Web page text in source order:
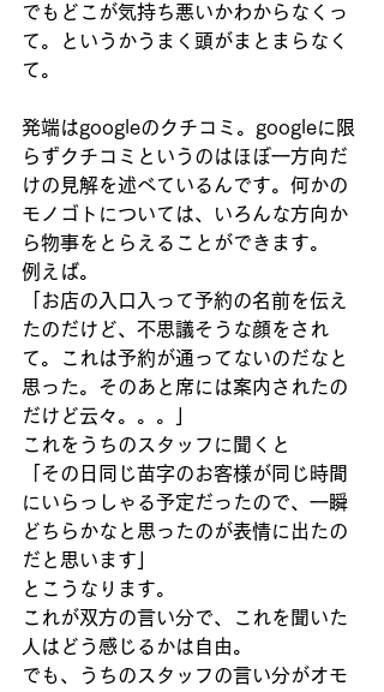
でもどこが気持ち悪いかわからなくっ
て。というかうまく頭がまとまらなく
て。
発端はgoogleのクチコミ。googleに限
らずクチコミというのはほぼ一方向だ
けの見解を述べているんです。何かの
モノゴトについては、いろんな方向か
ら物事をとらえることができます。
例えば。
「お店の入口入って予約の名前を伝え
たのだけど、不思議そうな顔をされ
て。これは予約が通ってないのだなと
思った。そのあと席には案内されたの
だけど云々。。。」
これをうちのスタッフに聞くと
「その日同じ苗字のお客様が同じ時間
にいらっしゃる予定だったので、一瞬
どちらかなと思ったのが表情に出たの
だと思います」
とこうなります。
これが双方の言い分で、これを聞いた
人はどう感じるかは自由。
でも、うちのスタッフの言い分がオモ